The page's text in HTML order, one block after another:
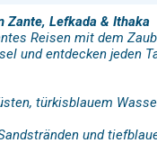
Zante, Lefkada & Ithaka
Reisen mit dem
und entdecken jeden
türkisblauem
und